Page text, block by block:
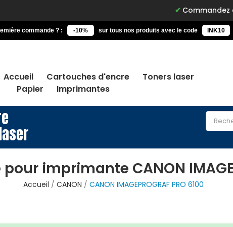
Commandez avant 15h,
commande ? : -10% sur tous nos produits avec le code INK10
Accueil Cartouches d'encre
Toners laser
Papier
Imprimantes
imprimante CANON
Accueil CANON CANON IMAGEPROGRAF PRO 6100